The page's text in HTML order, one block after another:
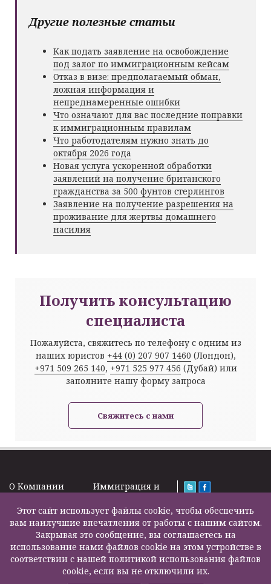
Другие полезные статьи
Как подать заявление на освобождение
под залог по иммиграционным кейсам
Отказ в визе: предполагаемый обман,
ложная информация и
непреднамеренные ошибки
Что означают для вас последние поправки
к иммиграционным правилам
Что работодателям нужно знать до
октября 2026 года
Новая услуга ускоренной обработки
заявлений на получение британского
гражданства за 500 фунтов стерлингов
Заявление на получение разрешения на
проживание для жертвы домашнего
насилия
Получить консультацию
специалиста
Пожалуйста, свяжитесь по телефону с одним из
наших юристов +44 (0) 207 907 1460 (Лондон),
+971 509 265 140, +971 525 977 456 (Дубай) или
заполните нашу форму запроса
Свяжитесь с нами
O Kомпании
Подписка на
новости
Задать вопрос
Карта сайта
Контакты
Иммиграция и
Налоги и пенсии
Бизнес услуги
Недвижимость
Образование
Страхование
жизни
2000 – 2026©
F200500002
Этот сайт использует файлы cookie, чтобы обеспечить
вам наилучшие впечатления от работы с нашим сайтом.
Закрывая это сообщение, вы соглашаетесь на
использование нами файлов cookie на этом устройстве в
соответствии с нашей политикой использования файлов
cookie, если вы не отключили их.